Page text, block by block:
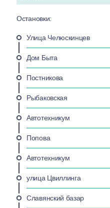
Остановки:
Улица Челюскинцев
Дом Быта
Постникова
Рыбаковская
Автотехникум
Попова
Автотехникум
улица Цвиллинга
Славянский базар